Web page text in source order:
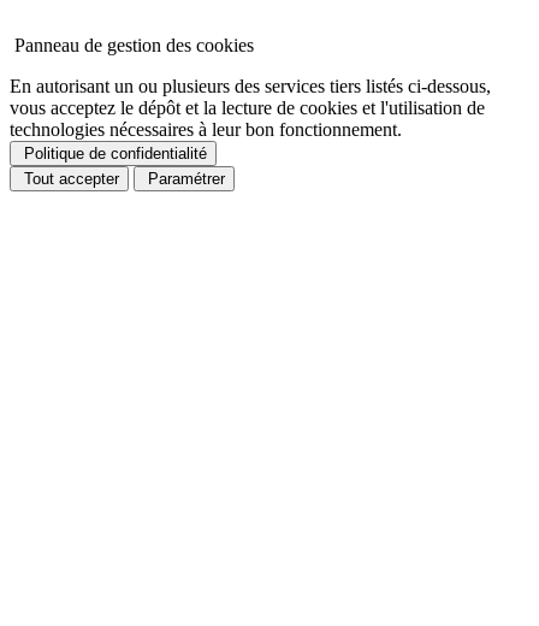
Panneau de gestion des cookies
En autorisant un ou plusieurs des services tiers listés ci-dessous,
vous acceptez le dépôt et la lecture de cookies et l'utilisation de
technologies nécessaires à leur bon fonctionnement.
Politique de confidentialité
Tout accepter
Paramétrer